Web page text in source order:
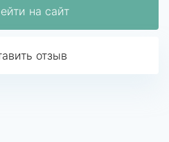
на сайт
отзыв